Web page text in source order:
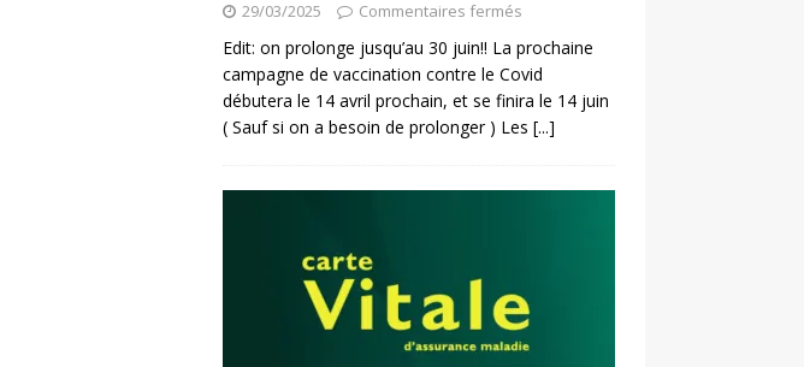
29/03/2025 Commentaires fermés
Edit: on prolonge jusqu’au 30 juin!! La prochaine
campagne de vaccination contre le Covid
débutera le 14 avril prochain, et se finira le 14 juin
( Sauf si on a besoin de prolonger ) Les [...]